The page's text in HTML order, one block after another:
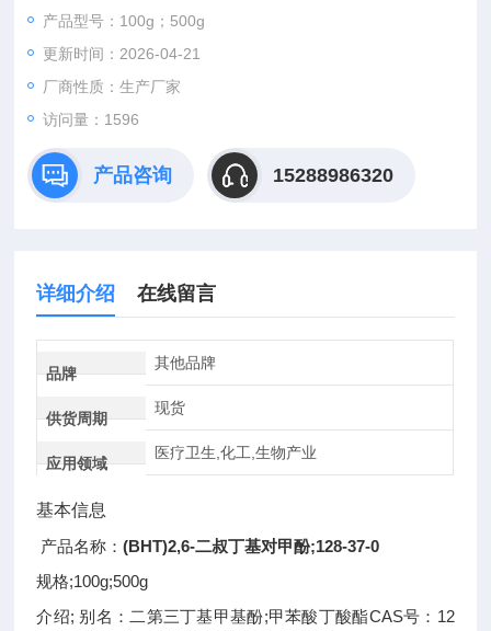
（山东省内可上门取样）。咨询订购。购买产品均有积分相赠
（同一单位可累计）可兑换手机、笔记本电脑等礼品
产品型号：100g；500g
更新时间：2026-04-21
厂商性质：生产厂家
访问量：1596
产品咨询 15288986320
详细介绍 在线留言
品牌
其他品牌
供货周期
现货
应用领域
医疗卫生,化工,生物产业
基本信息
产品名称：(BHT)2,6-二叔丁基对甲酚;128-37-0
规格;100g;500g
介绍; 别名：二第三丁基甲基酚;甲苯酸丁酸酯CAS号：12